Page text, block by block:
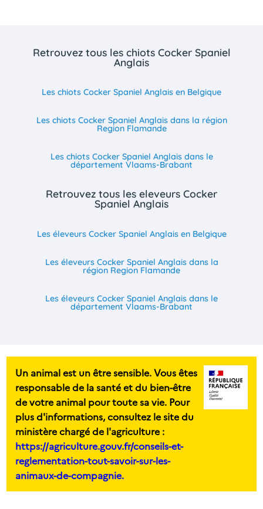
Retrouvez tous les chiots Cocker Spaniel
Anglais
Les chiots Cocker Spaniel Anglais en Belgique
Les chiots Cocker Spaniel Anglais dans la région
Region Flamande
Les chiots Cocker Spaniel Anglais dans le
département Vlaams-Brabant
Retrouvez tous les eleveurs Cocker
Spaniel Anglais
Les éleveurs Cocker Spaniel Anglais en Belgique
Les éleveurs Cocker Spaniel Anglais dans la
région Region Flamande
Les éleveurs Cocker Spaniel Anglais dans le
département Vlaams-Brabant
Un animal est un être sensible. Vous êtes
responsable de la santé et du bien-être
de votre animal pour toute sa vie. Pour
plus d'informations, consultez le site du
ministère chargé de l'agriculture :
https://agriculture.gouv.fr/conseils-et-
reglementation-tout-savoir-sur-les-
animaux-de-compagnie.